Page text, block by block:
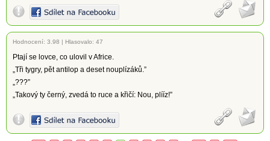
Hodnocení: 3.98 | Hlasovalo: 47
Ptají se lovce, co ulovil v Africe.
„Tři tygry, pět antilop a deset nouplízáků.”
„???”
„Takový ty černý, zvedá to ruce a křičí: Nou, plííz!”